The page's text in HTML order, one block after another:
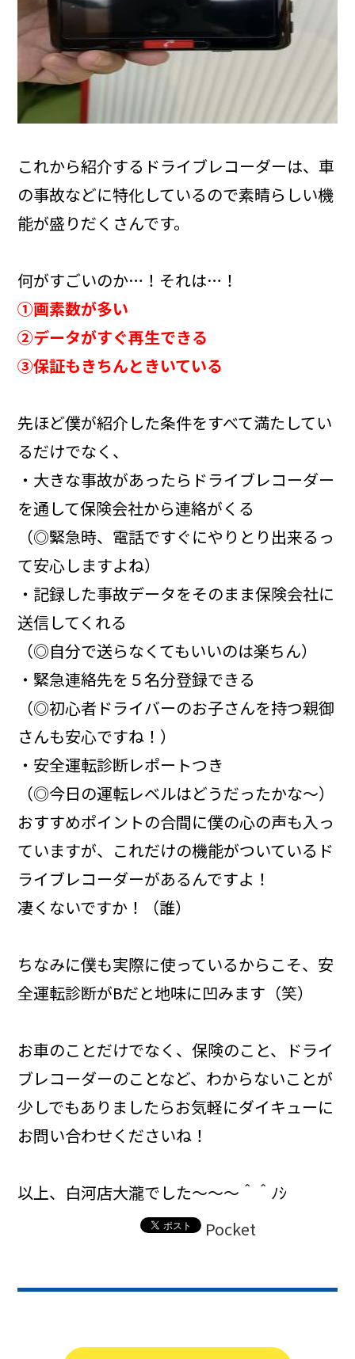
これから紹介するドライブレコーダーは、車
の事故などに特化しているので素晴らしい機
能が盛りだくさんです。
何がすごいのか…！それは…！
①画素数が多い
②データがすぐ再生できる
③保証もきちんときいている
先ほど僕が紹介した条件をすべて満たしてい
るだけでなく、
・大きな事故があったらドライブレコーダー
を通して保険会社から連絡がくる
（◎緊急時、電話ですぐにやりとり出来るっ
て安心しますよね）
・記録した事故データをそのまま保険会社に
送信してくれる
（◎自分で送らなくてもいいのは楽ちん）
・緊急連絡先を５名分登録できる
（◎初心者ドライバーのお子さんを持つ親御
さんも安心ですね！）
・安全運転診断レポートつき
（◎今日の運転レベルはどうだったかな～）
おすすめポイントの合間に僕の心の声も入っ
ていますが、これだけの機能がついているド
ライブレコーダーがあるんですよ！
凄くないですか！（誰）
ちなみに僕も実際に使っているからこそ、安
全運転診断がBだと地味に凹みます（笑）
お車のことだけでなく、保険のこと、ドライ
ブレコーダーのことなど、わからないことが
少しでもありましたらお気軽にダイキューに
お問い合わせくださいね！
以上、白河店大瀧でした～～～＾＾ﾉｼ
Pocket